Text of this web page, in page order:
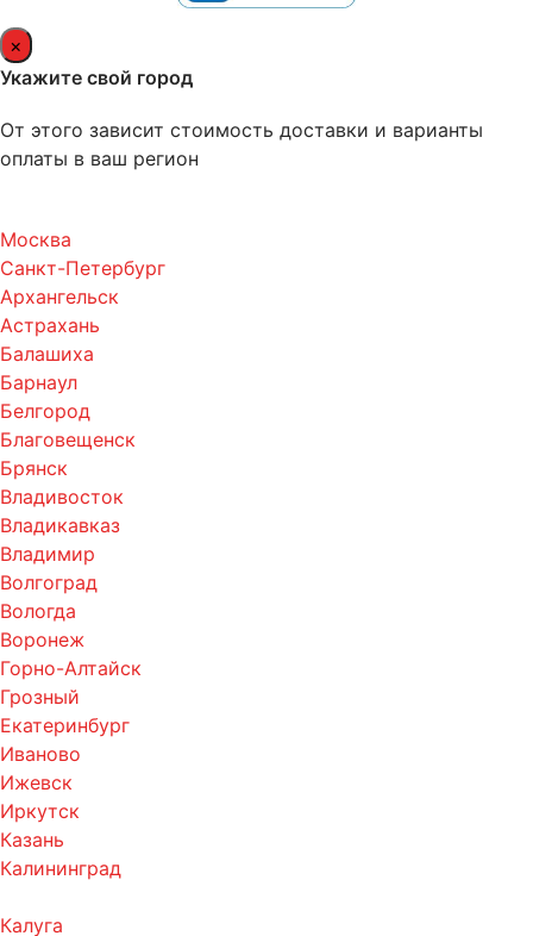
×
Укажите свой город
От этого зависит стоимость доставки и варианты
оплаты в ваш регион
Москва
Санкт-Петербург
Архангельск
Астрахань
Балашиха
Барнаул
Белгород
Благовещенск
Брянск
Владивосток
Владикавказ
Владимир
Волгоград
Вологда
Воронеж
Горно-Алтайск
Грозный
Екатеринбург
Иваново
Ижевск
Иркутск
Казань
Калининград
Калуга